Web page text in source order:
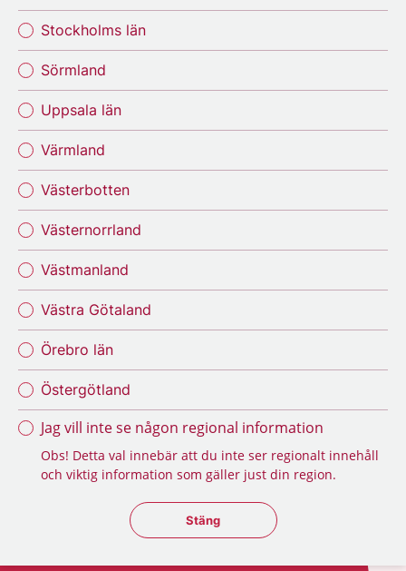
Stockholms län
Sörmland
Uppsala län
Värmland
Västerbotten
Västernorrland
Västmanland
Västra Götaland
Örebro län
Östergötland
Jag vill inte se någon regional information
Obs! Detta val innebär att du inte ser regionalt innehåll
och viktig information som gäller just din region.
Stäng regionsväljaren
Stäng